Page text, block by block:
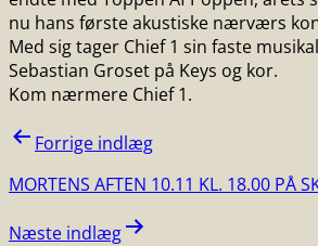
nu hans første akustiske nærværs
Med sig tager Chief 1 sin faste
Sebastian Groset på Keys og kor.
Kom nærmere Chief 1.
Indlægsnavigation
Forrige indlæg
MORTENS AFTEN 10.11 KL. 18.00 PÅ
Næste indlæg